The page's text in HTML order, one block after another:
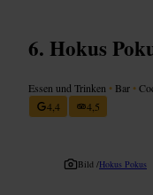
Hokus
Essen und Trinken • Bar •
4,4
4,5
Bild /Hokus Pokus